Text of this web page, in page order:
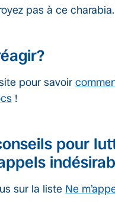
pas à ce charabia.
pour savoir
!
pour
sur la liste Ne